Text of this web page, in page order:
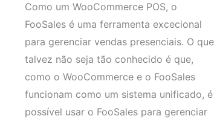
Como um WooCommerce POS, o
FooSales é uma ferramenta excecional
para gerenciar vendas presenciais. O que
talvez não seja tão conhecido é que,
como o WooCommerce e o FooSales
funcionam como um sistema unificado, é
possível usar o FooSales para gerenciar